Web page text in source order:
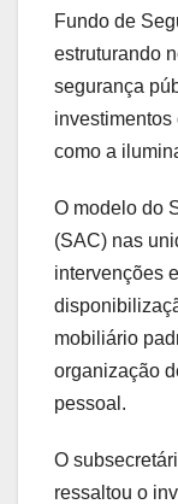
Fundo de
estruturando
segurança
investimentos
como a
O modelo do
(SAC) nas
intervenções
mobiliário
organização
pessoal.
O
ressaltou o